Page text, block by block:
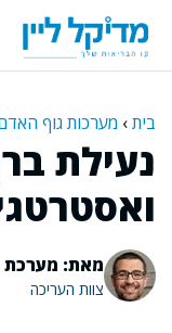
לתוכן
בית› מערכות גוף
נעילת
מאת: מערכת
צוות העריכה